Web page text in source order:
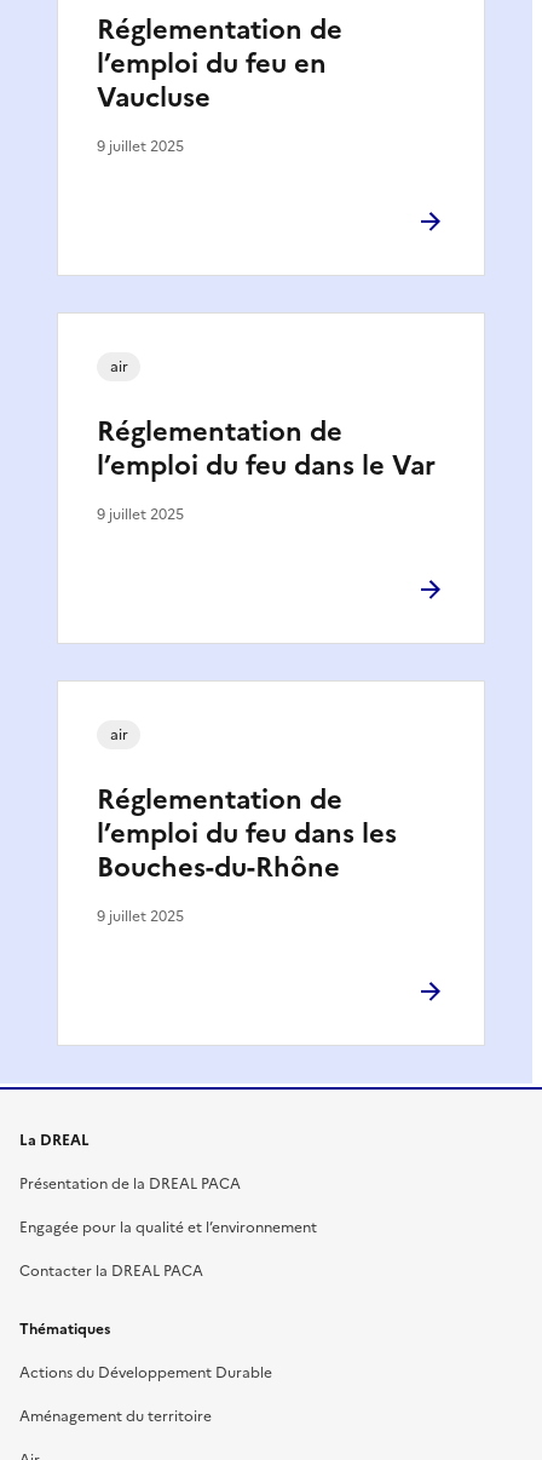
Réglementation de
l’emploi du feu en
Vaucluse
9 juillet 2025
Réglementation de
l’emploi du feu dans le Var
air
9 juillet 2025
Réglementation de
l’emploi du feu dans les
Bouches-du-Rhône
air
9 juillet 2025
La DREAL
Présentation de la DREAL PACA
Engagée pour la qualité et l’environnement
Contacter la DREAL PACA
Thématiques
Actions du Développement Durable
Aménagement du territoire